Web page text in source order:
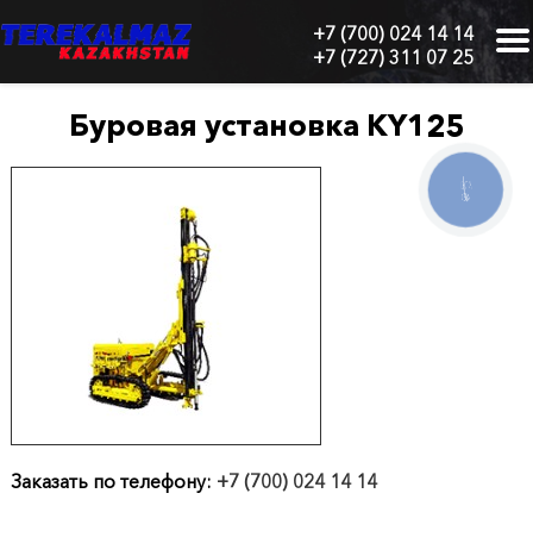
+7 (700) 024 14 14
+7 (727) 311 07 25
Алматы,
"Нурлы-
Тау",
Главная
О
Буровая установка KY125
Заказать по телефону: +7 (700) 024 14 14
КНОПКА
СВЯЗИ